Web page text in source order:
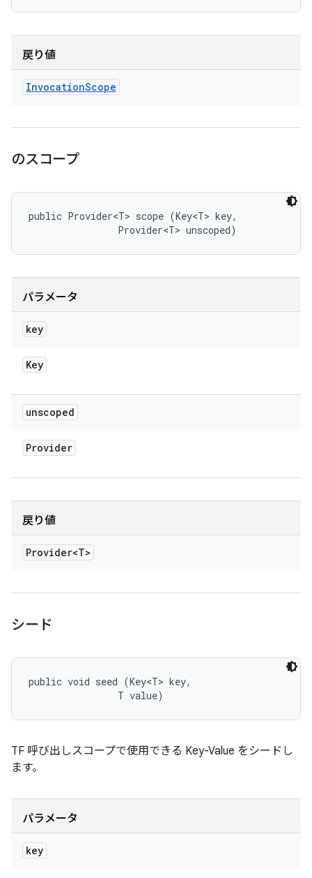
戻り値
InvocationScope
のスコープ
public Provider<T> scope (Key<T> key,
                Provider<T> unscoped)
パラメータ
key
Key
unscoped
Provider
戻り値
Provider<T>
シード
public void seed (Key<T> key,
                T value)
TF 呼び出しスコープで使用できる Key-Value をシードし
ます。
パラメータ
key